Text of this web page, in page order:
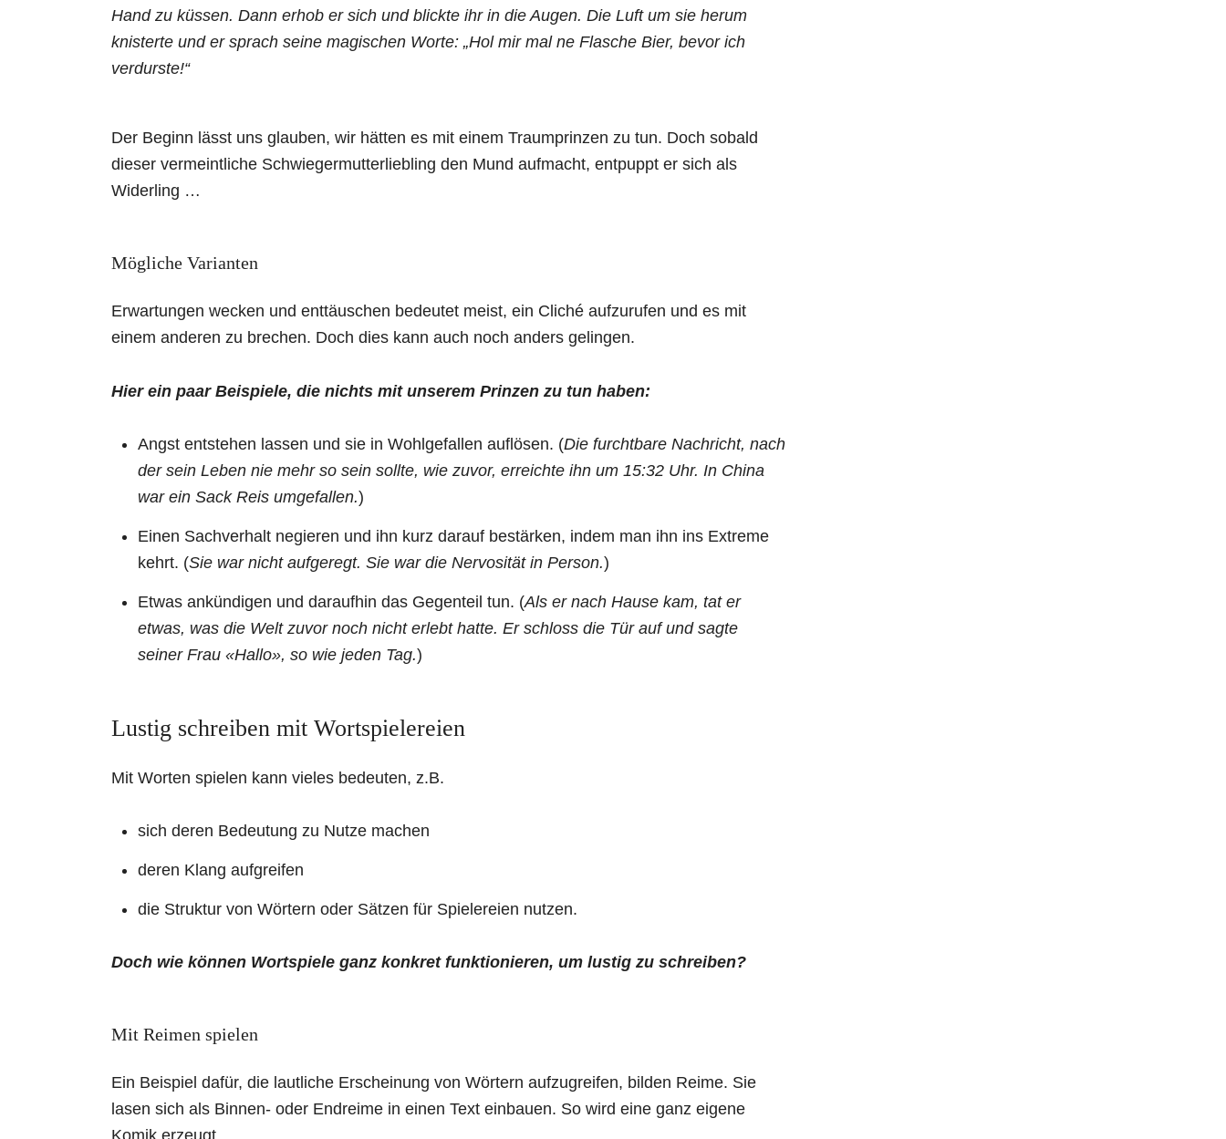
Hand zu küssen. Dann erhob er sich und blickte ihr in die Augen. Die Luft um sie herum
knisterte und er sprach seine magischen Worte: „Hol mir mal ne Flasche Bier, bevor ich
verdurste!“
Der Beginn lässt uns glauben, wir hätten es mit einem Traumprinzen zu tun. Doch sobald
dieser vermeintliche Schwiegermutterliebling den Mund aufmacht, entpuppt er sich als
Widerling …
Mögliche Varianten
Erwartungen wecken und enttäuschen bedeutet meist, ein Cliché aufzurufen und es mit
einem anderen zu brechen. Doch dies kann auch noch anders gelingen.
Hier ein paar Beispiele, die nichts mit unserem Prinzen zu tun haben:
Angst entstehen lassen und sie in Wohlgefallen auflösen. (Die furchtbare Nachricht, nach
der sein Leben nie mehr so sein sollte, wie zuvor, erreichte ihn um 15:32 Uhr. In China
war ein Sack Reis umgefallen.)
Einen Sachverhalt negieren und ihn kurz darauf bestärken, indem man ihn ins Extreme
kehrt. (Sie war nicht aufgeregt. Sie war die Nervosität in Person.)
Etwas ankündigen und daraufhin das Gegenteil tun. (Als er nach Hause kam, tat er
etwas, was die Welt zuvor noch nicht erlebt hatte. Er schloss die Tür auf und sagte
seiner Frau «Hallo», so wie jeden Tag.)
Lustig schreiben mit Wortspielereien
Mit Worten spielen kann vieles bedeuten, z.B.
sich deren Bedeutung zu Nutze machen
deren Klang aufgreifen
die Struktur von Wörtern oder Sätzen für Spielereien nutzen.
Doch wie können Wortspiele ganz konkret funktionieren, um lustig zu schreiben?
Mit Reimen spielen
Ein Beispiel dafür, die lautliche Erscheinung von Wörtern aufzugreifen, bilden Reime. Sie
lasen sich als Binnen- oder Endreime in einen Text einbauen. So wird eine ganz eigene